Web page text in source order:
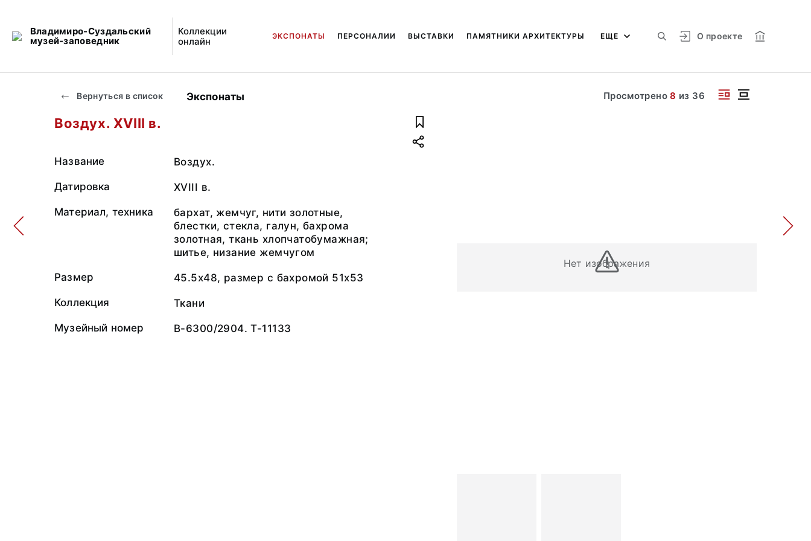
Владимиро-Суздальский
музей-заповедник
Коллекции
онлайн
О проекте
ЭКСПОНАТЫ ПЕРСОНАЛИИ ВЫСТАВКИ ПАМЯТНИКИ АРХИТЕКТУРЫ ЕЩЕ
Вернуться в список Экспонаты Просмотрено8 из 36
Нет изображения
Воздух. XVIII в.
Название Воздух.
Датировка XVIII в.
Материал, техника
бархат, жемчуг, нити золотные,
блестки, стекла, галун, бахрома
золотная, ткань хлопчатобумажная;
шитье, низание жемчугом
Размер 45.5x48, размер с бахромой 51х53
Коллекция Ткани
Музейный номер В-6300/2904. Т-11133